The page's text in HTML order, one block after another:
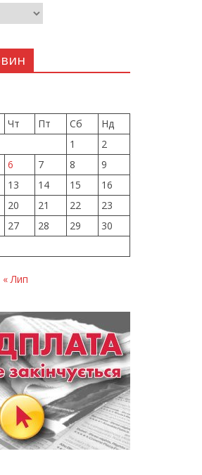
Чт Пт Сб
Нд
1
2
6 7 8
9
13 14 15
16
20 21 22
23
27 28 29
30
« Лип